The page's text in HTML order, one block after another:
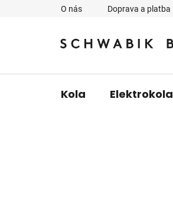
O nás Doprava a platba
Kola Elektrokola